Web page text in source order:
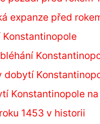
expanze před
Konstantinopole
dobytí
Konstantinopole na
1453 v historii